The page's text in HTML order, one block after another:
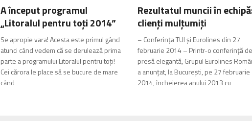
A început programul
„Litoralul pentru toţi 2014”
Se apropie vara! Acesta este primul gând
atunci când vedem că se derulează prima
parte a programului Litoralul pentru toţi!
Cei cărora le place să se bucure de mare
când
Rezultatul muncii în
clienţi mulţumiţi
– Conferinţa TUI şi Eurolines din 27
februarie 2014 – Printr-o conferinţă de
presă elegantă, Grupul Eurolines
a anunţat, la Bucureşti, pe 27 februarie
2014, încheierea anului 2013 cu